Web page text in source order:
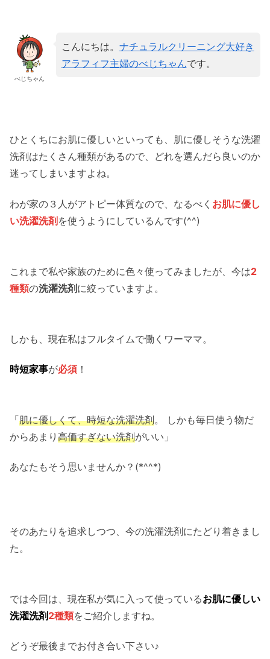
べじちゃん
こんにちは。 ナチュラルクリーニング大好き
アラフィフ主婦のべじちゃんです。
ひとくちにお肌に優しいといっても、肌に優しそうな洗濯
洗剤はたくさん種類があるので、どれを選んだら良いのか
迷ってしまいますよね。
わが家の３人がアトピー体質なので、なるべく お肌に優し
い洗濯洗剤を使うようにしているんです(^^)
これまで私や家族のために色々使ってみましたが、今は2
種類の洗濯洗剤に絞っていますよ。
しかも、現在私はフルタイムで働くワーママ。
時短家事が必須 ！
「肌に優しくて、時短な洗濯洗剤。 しかも毎日使う物だ
からあまり 高価すぎない洗剤がいい」
あなたもそう思いませんか？(*^^*)
そのあたりを追求しつつ、今の洗濯洗剤にたどり着きまし
た。
では今回は、現在私が気に入って使っているお肌に優しい
洗濯洗剤2種類をご紹介しますね。
どうぞ最後までお付き合い下さい♪